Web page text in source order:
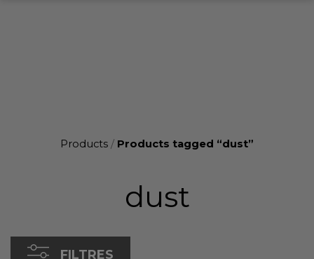
Products / Products tagged “dust”
dust
FILTRES